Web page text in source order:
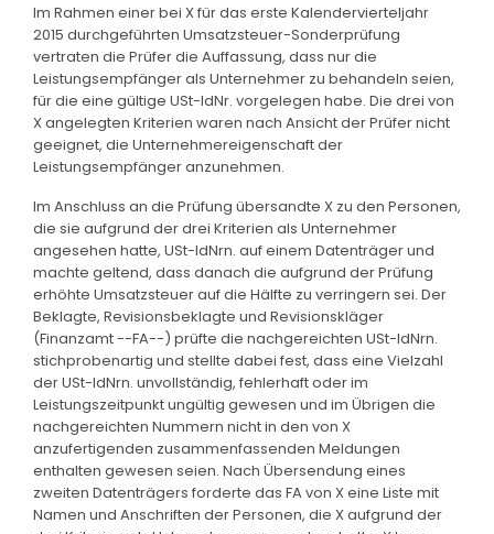
Im Rahmen einer bei X für das erste Kalendervierteljahr
2015 durchgeführten Umsatzsteuer-Sonderprüfung
vertraten die Prüfer die Auffassung, dass nur die
Leistungsempfänger als Unternehmer zu behandeln seien,
für die eine gültige USt-IdNr. vorgelegen habe. Die drei von
X angelegten Kriterien waren nach Ansicht der Prüfer nicht
geeignet, die Unternehmereigenschaft der
Leistungsempfänger anzunehmen.
Im Anschluss an die Prüfung übersandte X zu den Personen,
die sie aufgrund der drei Kriterien als Unternehmer
angesehen hatte, USt-IdNrn. auf einem Datenträger und
machte geltend, dass danach die aufgrund der Prüfung
erhöhte Umsatzsteuer auf die Hälfte zu verringern sei. Der
Beklagte, Revisionsbeklagte und Revisionskläger
(Finanzamt --FA--) prüfte die nachgereichten USt-IdNrn.
stichprobenartig und stellte dabei fest, dass eine Vielzahl
der USt-IdNrn. unvollständig, fehlerhaft oder im
Leistungszeitpunkt ungültig gewesen und im Übrigen die
nachgereichten Nummern nicht in den von X
anzufertigenden zusammenfassenden Meldungen
enthalten gewesen seien. Nach Übersendung eines
zweiten Datenträgers forderte das FA von X eine Liste mit
Namen und Anschriften der Personen, die X aufgrund der